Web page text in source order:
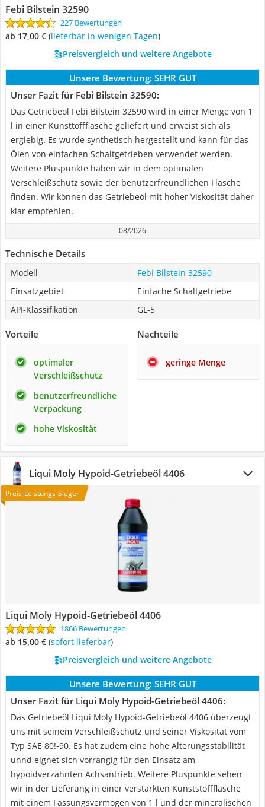
Febi Bilstein 32590
227 Bewertungen
ab 17,00 € ( Lieferbar in wenigen Tagen)
Preisvergleich und weitere Angebote
Unsere Bewertung: SEHR GUT
Unser Fazit für Febi Bilstein 32590:
Das Getriebeöl Febi Bilstein 32590 wird in einer Menge von 1
l in einer Kunsttoffflasche geliefert und erweist sich als
ergiebig. Es wurde synthetisch hergestellt und kann für das
Ölen von einfachen Schaltgetrieben verwendet werden.
Weitere Pluspunkte haben wir in dem optimalen
Verschleißschutz sowie der benutzerfreundlichen Flasche
finden. Wir können das Getriebeöl mit hoher Viskosität daher
klar empfehlen.
08/2026
Technische Details
Modell
Febi Bilstein 32590
Einsatzgebiet
Einfache Schaltgetriebe
API-Klassifikation
GL-5
Vorteile
optimaler
Verschleißschutz
benutzerfreundliche
Verpackung
hohe Viskosität
Nachteile
geringe Menge
Liqui Moly Hypoid-Getriebeöl 4406
Preis-Leistungs-Sieger
Liqui Moly Hypoid-Getriebeöl 4406
1866 Bewertungen
ab 15,00 € ( Sofort lieferbar)
Preisvergleich und weitere Angebote
Unsere Bewertung: SEHR GUT
Unser Fazit für Liqui Moly Hypoid-Getriebeöl 4406:
Das Getriebeöl Liqui Moly Hypoid-Getriebeöl 4406 überzeugt
uns mit seinem Verschleißschutz und seiner Viskosität vom
Typ SAE 80!-90. Es hat zudem eine hohe Alterungsstabilität
unnd eignet sich vorrangig für den Einsatz am
hypoidverzahnten Achsantrieb. Weitere Pluspunkte sehen
wir in der Lieferung in einer verstärkten Kunststoffflasche
mit einem Fassungsvermögen von 1 l und der mineralischen